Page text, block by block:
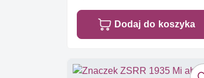
Dodaj do koszyka